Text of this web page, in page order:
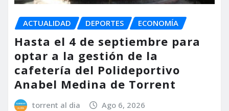
ACTUALIDAD DEPORTES ECONOMÍA
Hasta el 4 de septiembre para
optar a la gestión de la
cafetería del Polideportivo
Anabel Medina de Torrent
torrent al dia Ago 6, 2026